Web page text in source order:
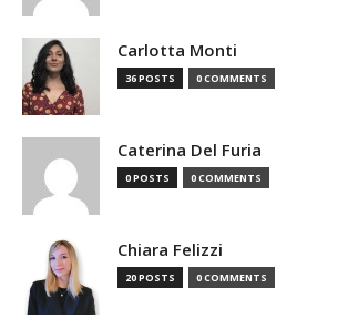
Carlotta Monti
36 POSTS 0 COMMENTS
Caterina Del Furia
0 POSTS 0 COMMENTS
Chiara Felizzi
20 POSTS 0 COMMENTS